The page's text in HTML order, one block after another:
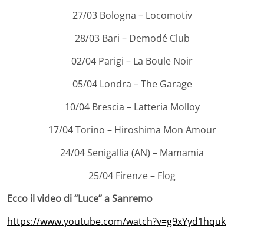
27/03 Bologna – Locomotiv
28/03 Bari – Demodé Club
02/04 Parigi – La Boule Noir
05/04 Londra – The Garage
10/04 Brescia – Latteria Molloy
17/04 Torino – Hiroshima Mon Amour
24/04 Senigallia (AN) – Mamamia
25/04 Firenze – Flog
Ecco il video di “Luce” a Sanremo
https://www.youtube.com/watch?v=g9xYyd1hquk